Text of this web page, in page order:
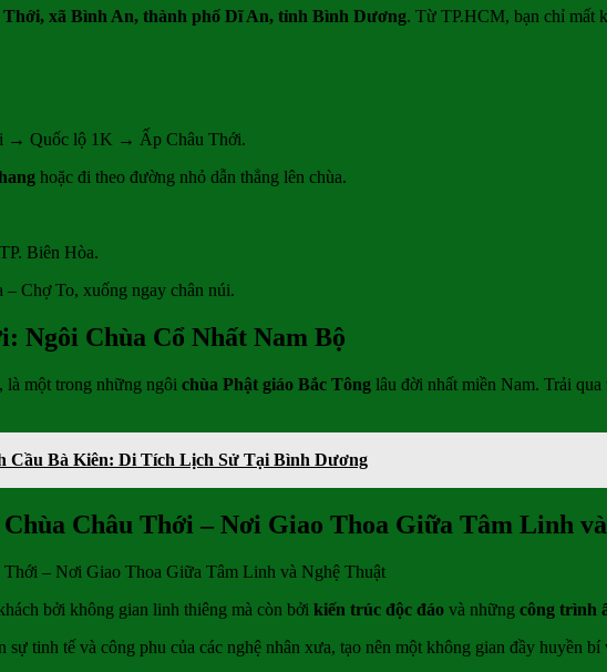
xã Bình An, thành phố Dĩ An, tỉnh Bình Dương. Từ TP.HCM, bạn chỉ mất
→ Quốc lộ 1K → Ấp Châu Thới.
hoặc đi theo đường nhỏ dẫn thẳng lên chùa.
Biên Hòa.
– Chợ To, xuống ngay chân núi.
Ngôi Chùa Cổ Nhất Nam Bộ
, là một trong những ngôi chùa Phật giáo Bắc Tông lâu đời nhất miền Nam. Trải
Cầu Bà Kiên: Di Tích Lịch Sử Tại Bình Dương
Châu Thới – Nơi Giao Thoa Giữa Tâm Linh
bởi không gian linh thiêng mà còn bởi kiến trúc độc đáo và những công trình
tinh tế và công phu của các nghệ nhân xưa, tạo nên một không gian đầy huyền bí